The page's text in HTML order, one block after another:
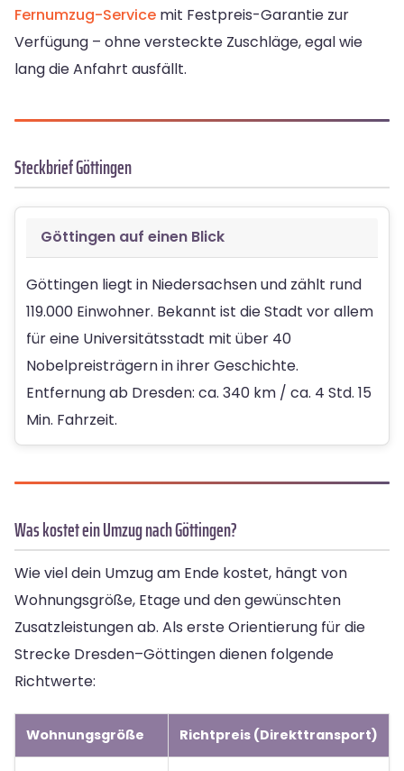
Fernumzug-Service mit Festpreis-Garantie zur
Verfügung – ohne versteckte Zuschläge, egal wie
lang die Anfahrt ausfällt.
Steckbrief Göttingen
Göttingen auf einen Blick
Göttingen liegt in Niedersachsen und zählt rund
119.000 Einwohner. Bekannt ist die Stadt vor allem
für eine Universitätsstadt mit über 40
Nobelpreisträgern in ihrer Geschichte.
Entfernung ab Dresden: ca. 340 km / ca. 4 Std. 15
Min. Fahrzeit.
Was kostet ein Umzug nach Göttingen?
Wie viel dein Umzug am Ende kostet, hängt von
Wohnungsgröße, Etage und den gewünschten
Zusatzleistungen ab. Als erste Orientierung für die
Strecke Dresden–Göttingen dienen folgende
Richtwerte:
Wohnungsgröße Richtpreis (Direkttransport)